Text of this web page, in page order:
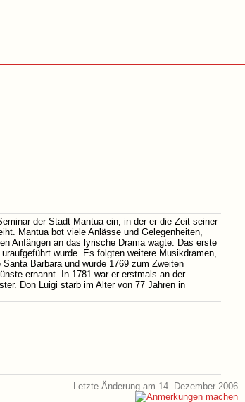
der Stadt Mantua ein, in der er die Zeit seiner
Mantua bot viele Anlässe und Gelegenheiten,
Anfängen an das lyrische Drama wagte. Das erste
wurde. Es folgten weitere Musikdramen,
Barbara und wurde 1769 zum Zweiten
ernannt. In 1781 war er erstmals an der
Don Luigi starb im Alter von 77 Jahren in
Letzte Änderung am 14. Dezember 2006